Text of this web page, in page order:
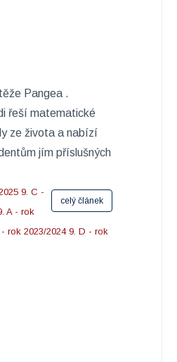
Pangea .
řeší matematické
ze života a nabízí
jím příslušných
celý článek
9. C -
A - rok
- rok 2023/2024 9. D - rok